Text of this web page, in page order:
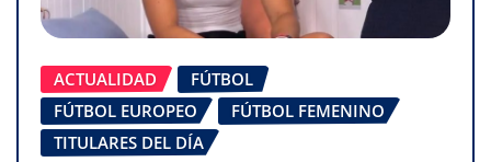
ACTUALIDAD
FÚTBOL
FÚTBOL EUROPEO
FÚTBOL FEMENINO
TITULARES DEL DÍA